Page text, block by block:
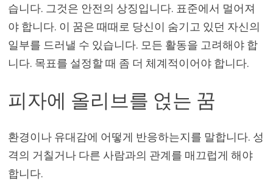
습니다. 그것은 안전의 상징입니다. 표준에서 멀어져
야 합니다. 이 꿈은 때때로 당신이 숨기고 있던 자신의
일부를 드러낼 수 있습니다. 모든 활동을 고려해야 합
니다. 목표를 설정할 때 좀 더 체계적이어야 합니다.
피자에 올리브를 얹는 꿈
환경이나 유대감에 어떻게 반응하는지를 말합니다. 성
격의 거칠거나 다른 사람과의 관계를 매끄럽게 해야
합니다.